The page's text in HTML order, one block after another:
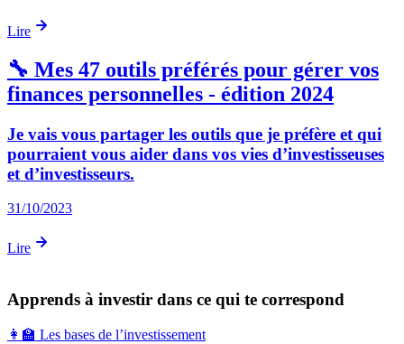
Lire
🔧 Mes 47 outils préférés pour gérer vos
finances personnelles - édition 2024
Je vais vous partager les outils que je préfère et qui
pourraient vous aider dans vos vies d’investisseuses
et d’investisseurs.
31/10/2023
Lire
Apprends à investir dans ce qui te correspond
👩‍🏫 Les bases de l’investissement